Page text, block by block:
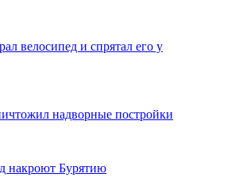
велосипед и спрятал его у
надворные постройки
накроют Бурятию